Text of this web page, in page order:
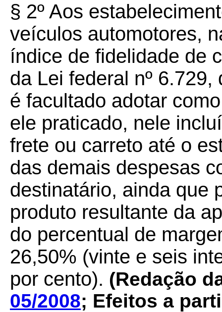
§ 2º Aos
veículos automotores,
índice de fidelidade de
da Lei federal nº
é facultado adotar
ele praticado, nele
frete ou carreto até o
das demais despesas
destinatário, ainda que
produto resultante da
do percentual de
26,50% (vinte e seis
por cento). (Redação
05/2008; Efeitos a